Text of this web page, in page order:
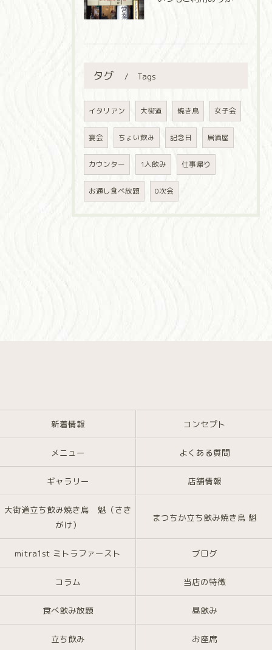
タグ Tags
イタリアン 大街道 焼き鳥 女子会
宴会 ちょい飲み 記念日 居酒屋
カウンター 1人飲み 仕事帰り
お通し食べ放題 0次会
新着情報 コンセプト
メニュー よくある質問
ギャラリー 店舗情報
大街道立ち飲み焼き鳥 魁（さき
がけ）
まつちか立ち飲み焼き鳥 魁
mitra1st ミトラファースト ブログ
コラム 当店の特徴
食べ飲み放題 昼飲み
立ち飲み お座席